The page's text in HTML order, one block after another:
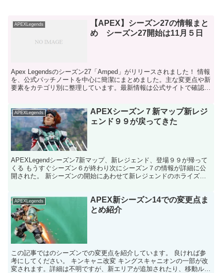
APEXLegends
【APEX】シーズン27の情報まと
め シーズン27開始は11月５日
Apex Legendsのシーズン27「Amped」がリリースされました！ 情報
を、公式パッチノートを中心に簡潔にまとめました。主な変更点や新
要素をカテゴリ別に整理しています。最新情報は公式サイトで確認し
APEXLegends
APEXシーズン７新マップ新レジ
ェンド９９が戻ってきた
APEXLegendシーズン7新マップ、新レジェンド、登場９９が帰って
くる もうすぐシーズン６が終わり次にシーズン７の情報が詳細に公
開された。 新シーズンの開始にあわせて新レジェンドのホライズン
APEXLegends
APEX新シーズン14での変更点ま
とめ紹介
この記事ではのシーズンでの変更点を紹介しています。 良ければ参
考にしてください。 キンキャニ改変 キングスキャニオンの一部が改
変されます。詳細は不明ですが、新エリアが追加されたり、移動ルー